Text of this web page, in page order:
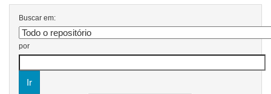
Buscar em:
por